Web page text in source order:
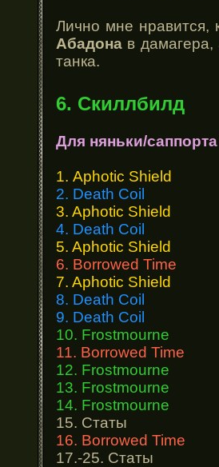
Лично мне нравится,
Абадона в дамагера,
танка.
6. Скиллбилд
Для няньки/саппорта
1. Aphotic Shield
2. Death Coil
3. Aphotic Shield
4. Death Coil
5. Aphotic Shield
6. Borrowed Time
7. Aphotic Shield
8. Death Coil
9. Death Coil
10. Frostmourne
11. Borrowed Time
12. Frostmourne
13. Frostmourne
14. Frostmourne
15. Статы
16. Borrowed Time
17.-25. Статы